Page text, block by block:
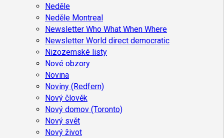
Neděle
Neděle Montreal
Newsletter Who What When Where
Newsletter World direct democratic
Nizozemské listy
Nové obzory
Novina
Noviny (Redfern)
Nový člověk
Nový domov (Toronto)
Nový svět
Nový život